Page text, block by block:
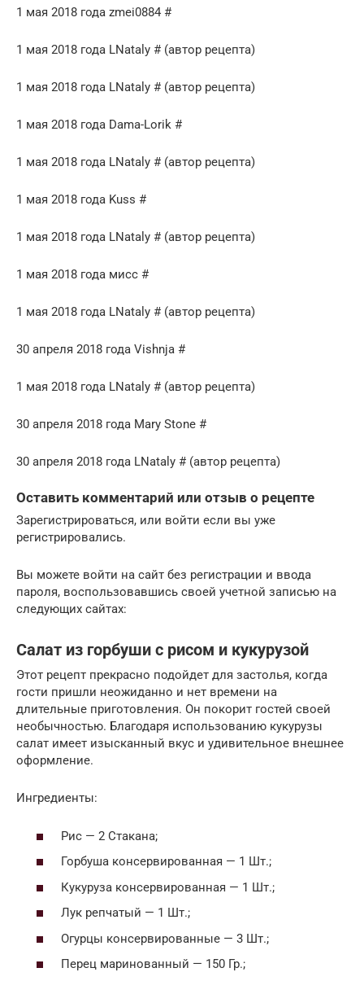
1 мая 2018 года zmei0884 #
1 мая 2018 года LNataly # (автор рецепта)
1 мая 2018 года LNataly # (автор рецепта)
1 мая 2018 года Dama-Lorik #
1 мая 2018 года LNataly # (автор рецепта)
1 мая 2018 года Kuss #
1 мая 2018 года LNataly # (автор рецепта)
1 мая 2018 года мисс #
1 мая 2018 года LNataly # (автор рецепта)
30 апреля 2018 года Vishnja #
1 мая 2018 года LNataly # (автор рецепта)
30 апреля 2018 года Mary Stone #
30 апреля 2018 года LNataly # (автор рецепта)
Оставить комментарий или отзыв о рецепте
Зарегистрироваться, или войти если вы уже
регистрировались.
Вы можете войти на сайт без регистрации и ввода
пароля, воспользовавшись своей учетной записью на
следующих сайтах:
Салат из горбуши с рисом и кукурузой
Этот рецепт прекрасно подойдет для застолья, когда
гости пришли неожиданно и нет времени на
длительные приготовления. Он покорит гостей своей
необычностью. Благодаря использованию кукурузы
салат имеет изысканный вкус и удивительное внешнее
оформление.
Ингредиенты:
Рис — 2 Стакана;
Горбуша консервированная — 1 Шт.;
Кукуруза консервированная — 1 Шт.;
Лук репчатый — 1 Шт.;
Огурцы консервированные — 3 Шт.;
Перец маринованный — 150 Гр.;